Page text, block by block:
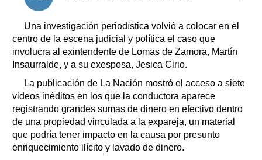
Una investigación periodística volvió a colocar en el
centro de la escena judicial y política el caso que
involucra al exintendente de Lomas de Zamora, Martín
Insaurralde, y a su exesposa, Jesica Cirio.
La publicación de La Nación mostró el acceso a siete
videos inéditos en los que la conductora aparece
registrando grandes sumas de dinero en efectivo dentro
de una propiedad vinculada a la expareja, un material
que podría tener impacto en la causa por presunto
enriquecimiento ilícito y lavado de dinero.